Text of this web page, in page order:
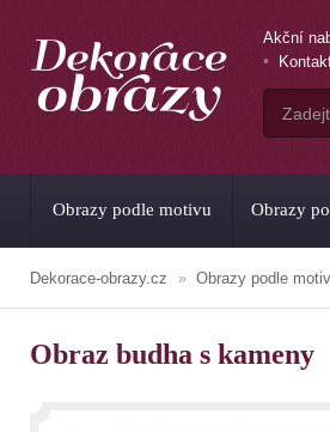
Akční
Obrazy podle motivu Obrazy
Dekorace-obrazy.cz Obrazy podle
Obraz budha s kameny